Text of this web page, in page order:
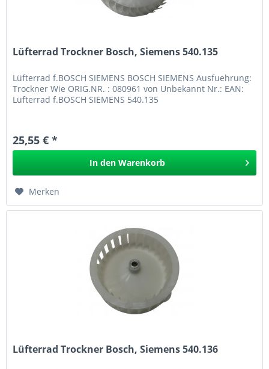
Lüfterrad Trockner Bosch, Siemens 540.135
Lüfterrad f.BOSCH SIEMENS BOSCH SIEMENS Ausfuehrung:
Trockner Wie ORIG.NR. : 080961 von Unbekannt Nr.: EAN:
Lüfterrad f.BOSCH SIEMENS 540.135
25,55 € *
In den Warenkorb
Merken
Lüfterrad Trockner Bosch, Siemens 540.136